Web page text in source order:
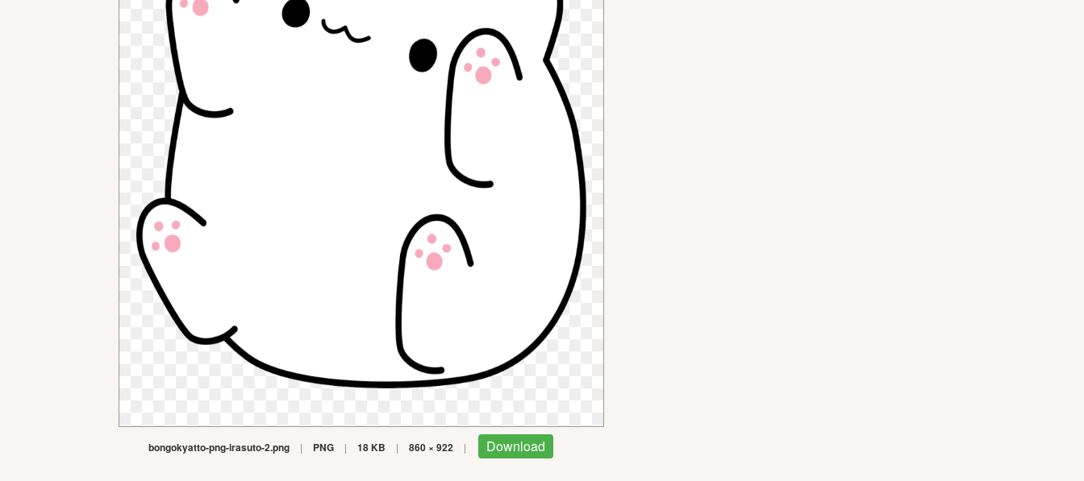
bongokyatto-png-irasuto-2.png | PNG | 18 KB | 860 × 922 | Download